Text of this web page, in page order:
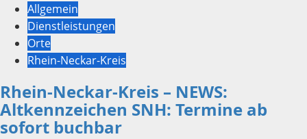
Allgemein
Dienstleistungen
Orte
Rhein-Neckar-Kreis
Rhein-Neckar-Kreis – NEWS:
Altkennzeichen SNH: Termine ab
sofort buchbar